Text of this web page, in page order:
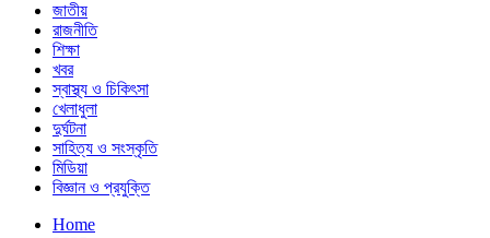
জাতীয়
রাজনীতি
শিক্ষা
খবর
স্বাস্থ্য ও চিকিৎসা
খেলাধুলা
দুর্ঘটনা
সাহিত্য ও সংস্কৃতি
মিডিয়া
বিজ্ঞান ও প্রযুক্তি
Home